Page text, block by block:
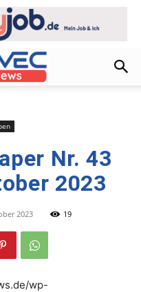
Nr. 43
2023
2023 19
wp-